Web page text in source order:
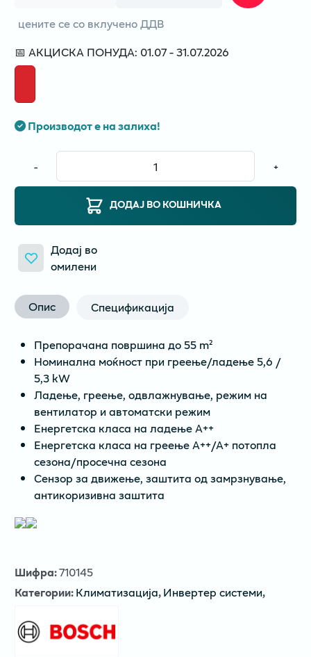
цените се со вклучено ДДВ
📅 АКЦИСКА ПОНУДА: 01.07 - 31.07.2026
Производот е на залиха!
- +
ДОДАЈ ВО КОШНИЧКА
Додај во
омилени
Опис Спецификација
Препорачана површина до 55 m²
Номинална моќност при греење/ладење 5,6 /
5,3 kW
Ладење, греење, одвлажнување, режим на
вентилатор и автоматски режим
Енергетска класа на ладење А++
Енергетска класа на греење А++/А+ потопла
сезона/просечна сезона
Сензор за движење, заштита од замрзнување,
антикоризивна заштита
Шифра:710145
Категории:Климатизација,Инвертер системи,